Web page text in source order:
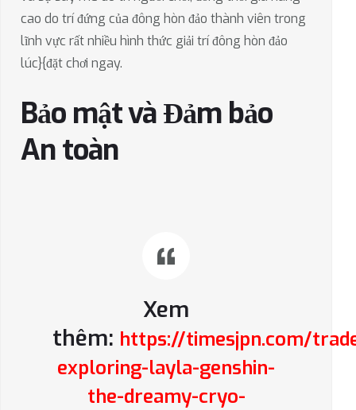
cao do trí đứng của đông hòn đảo thành viên trong
lĩnh vực rất nhiều hình thức giải trí đông hòn đảo
lúc}{đặt chơi ngay.
Bảo mật và Đảm bảo
An toàn
Xem
thêm: https://timesjpn.com/
exploring-layla-genshin-
the-dreamy-cryo-